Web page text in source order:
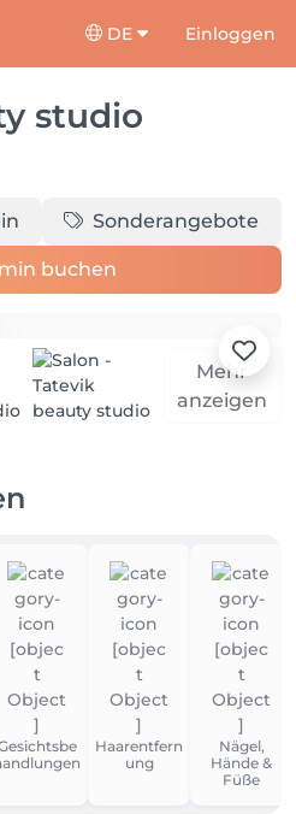
DE Einloggen
studio
Sonderangebote
buchen
Mehr
anzeigen
Haarentfern
ung
Nägel,
Hände &
Füße